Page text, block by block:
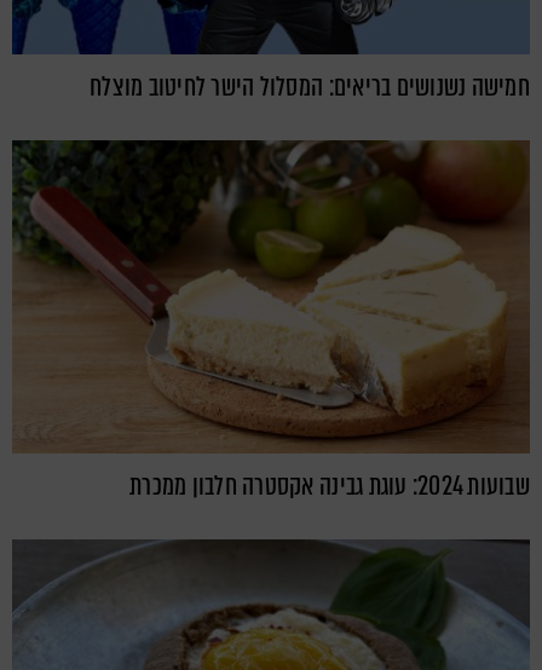
חמישה נשנושים בריאים: המסלול הישר לחיטוב מוצלח
שבועות 2024: עוגת גבינה אקסטרה חלבון ממכרת